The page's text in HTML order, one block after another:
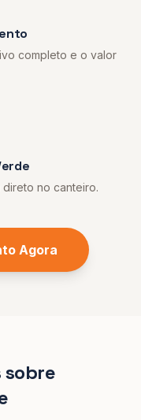
completo e o valor
no canteiro.
Agora